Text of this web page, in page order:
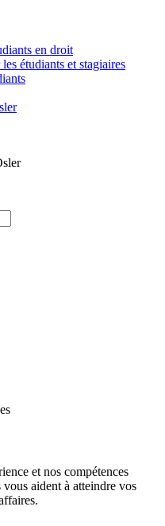
en droit
étudiants et stagiaires
et nos compétences
vous aident à atteindre vos